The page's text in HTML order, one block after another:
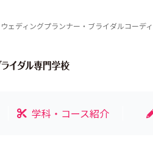
ェディングプランナー・ブライダルコーデ
学科・コース紹介